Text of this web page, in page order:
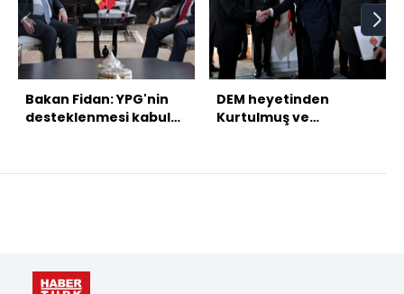
Bakan Fidan: YPG'nin
desteklenmesi kabul
DEM heyetinden
Kurtulmuş ve